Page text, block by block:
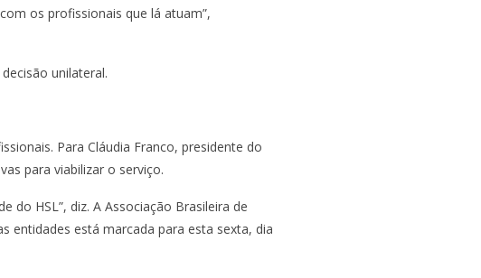
os profissionais que lá atuam”,
unilateral.
Para Cláudia Franco, presidente do
para viabilizar o serviço.
do HSL”, diz. A Associação Brasileira de
entidades está marcada para esta sexta, dia